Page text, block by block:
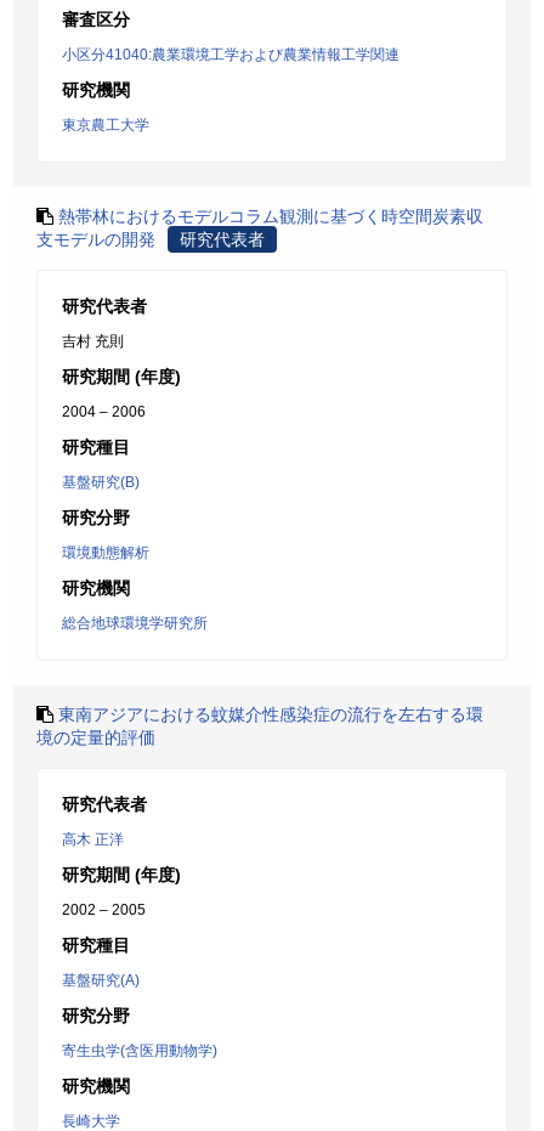
審査区分
小区分41040:農業環境工学および農業情報工学関連
研究機関
東京農工大学
熱帯林におけるモデルコラム観測に基づく時空間炭素収
支モデルの開発
研究代表者
研究代表者
吉村 充則
研究期間 (年度)
2004 – 2006
研究種目
基盤研究(B)
研究分野
環境動態解析
研究機関
総合地球環境学研究所
東南アジアにおける蚊媒介性感染症の流行を左右する環
境の定量的評価
研究代表者
高木 正洋
研究期間 (年度)
2002 – 2005
研究種目
基盤研究(A)
研究分野
寄生虫学(含医用動物学)
研究機関
長崎大学